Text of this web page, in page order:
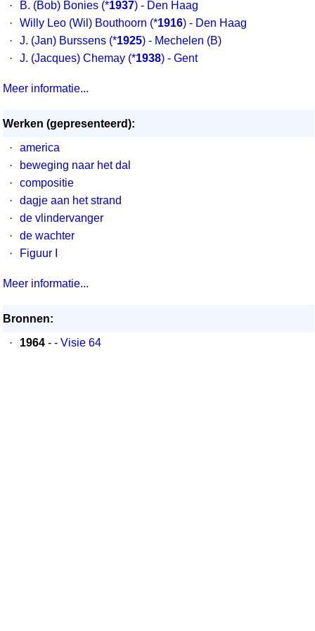
· B. (Bob) Bonies (*1937) - Den Haag
·
Willy Leo (Wil) Bouthoorn (*1916) - Den Haag
·
J. (Jan) Burssens (*1925) - Mechelen (B)
·
J. (Jacques) Chemay (*1938) - Gent
Meer informatie...
Werken (gepresenteerd):
·
america
·
beweging naar het dal
·
compositie
·
dagje aan het strand
·
de vlindervanger
·
de wachter
·
Figuur I
Meer informatie...
Bronnen:
·
1964 - - Visie 64